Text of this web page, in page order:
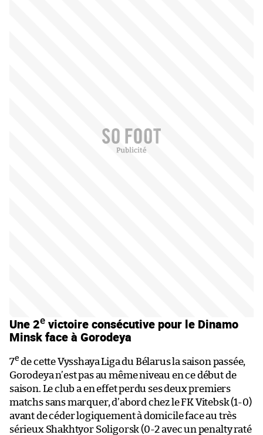
Une 2e victoire consécutive pour le Dinamo
Minsk face à Gorodeya
7e de cette Vysshaya Liga du Bélarus la saison passée,
Gorodeya n’est pas au même niveau en ce début de
saison. Le club a en effet perdu ses deux premiers
matchs sans marquer, d’abord chez le FK Vitebsk (1-0)
avant de céder logiquement à domicile face au très
sérieux Shakhtyor Soligorsk (0-2 avec un penalty raté